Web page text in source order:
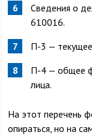
Сведения о
610016.
П-3 —
П-4 — общее
лица.
На этот перечень
опираться, но на